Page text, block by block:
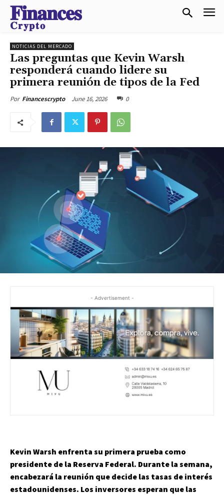
𝐅𝐢𝐧𝐚𝐧𝐜𝐞𝐬
𝐂𝐫𝐲𝐩𝐭𝐨
NOTICIAS DEL MERCADO
Las preguntas que Kevin Warsh
responderá cuando lidere su
primera reunión de tipos de la Fed
Por Financescrypto June 16, 2026 0
- Advertisement -
Kevin Warsh enfrenta su primera prueba como
presidente de la Reserva Federal. Durante la semana,
encabezará la reunión que decide las tasas de interés
estadounidenses. Los inversores esperan que las